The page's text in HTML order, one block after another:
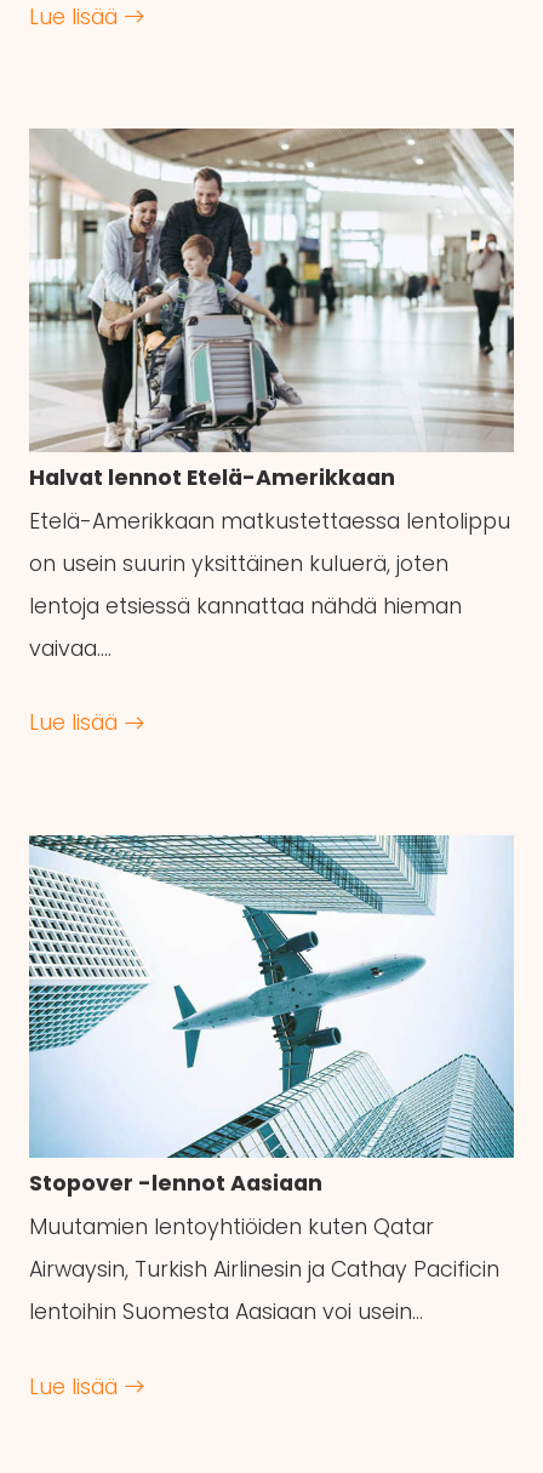
Lue lisää
Halvat lennot Etelä-Amerikkaan
Etelä-Amerikkaan matkustettaessa lentolippu
on usein suurin yksittäinen kuluerä, joten
lentoja etsiessä kannattaa nähdä hieman
vaivaa….
Lue lisää
Stopover -lennot Aasiaan
Muutamien lentoyhtiöiden kuten Qatar
Airwaysin, Turkish Airlinesin ja Cathay Pacificin
lentoihin Suomesta Aasiaan voi usein…
Lue lisää